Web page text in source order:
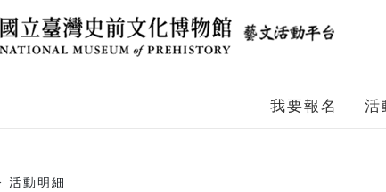
我要報名 活
活動明細